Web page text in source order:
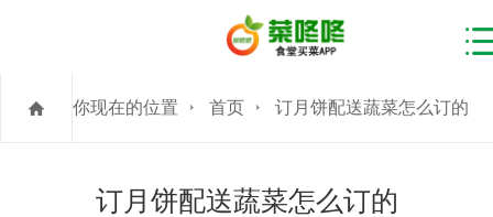
你现在的位置 首页 订月饼配送蔬菜怎么订的
订月饼配送蔬菜怎么订的